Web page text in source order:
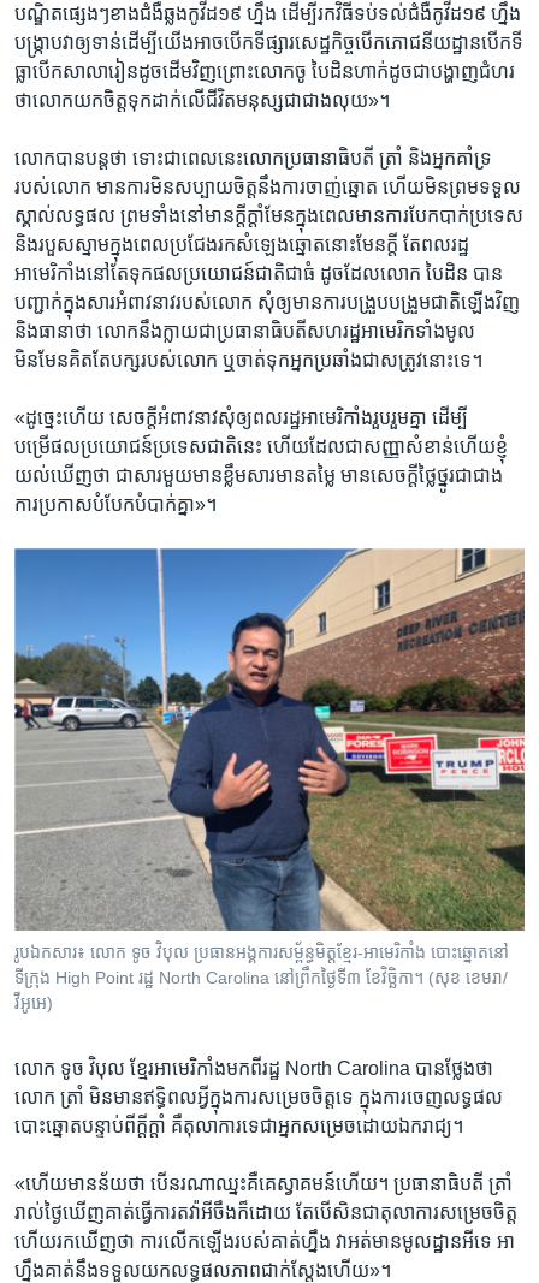
បណ្ឌិត​ផ្សេងៗ​ខាង​ជំងឺ​ឆ្លង​កូវីដ១៩ ​ហ្នឹង ​ដើម្បី​រកវិធី​ទប់ទល់​ជំងឺ​កូវីដ១៩​ ហ្នឹង​
បង្ក្រាប​វាឲ្យ​ទាន់​ដើម្បី​យើង​អាច​បើក​ទីផ្សារ​សេដ្ឋកិច្ច​បើក​ភោជនីយដ្ឋាន​បើក​ទី
ធ្លា​បើក​សាលា​រៀន​ដូច​ដើម​វិញ​ព្រោះ​លោក​ចូ បៃដិន​ហាក់​ដូច​ជា​បង្ហាញ​ជំហរ​
ថា​លោក​យកចិត្ត​ទុកដាក់​លើ​ជីវិត​មនុស្ស​ជា​ជាង​លុយ»។​
លោក​បាន​បន្ត​ថា​ ទោះជា​ពេលនេះ​លោក​ប្រធានាធិបតី​ ត្រាំ ​និង​អ្នក​គាំទ្រ​
របស់លោក​ មាន​ការ​មិន​សប្បាយ​ចិត្ត​នឹង​ការ​ចាញ់ឆ្នោត​ ហើយ​មិន​ព្រម​ទទួល​
ស្គាល់​លទ្ធផល​ ព្រមទាំង​នៅ​មាន​ក្តីក្តាំ​មែន​ក្នុង​ពេល​មាន​ការ​បែកបាក់​ប្រទេស
​និង​របួស​ស្នាម​ក្នុង​ពេល​ប្រជែង​រក​សំឡេង​ឆ្នោត​នោះ​មែន​ក្តី​ តែ​ពលរដ្ឋ​
អាមេរិកាំង​នៅ​តែទុក​ផល​ប្រយោជន៍​ជាតិ​ជា​ធំ​ ដូច​ដែល​លោក ​បៃដិន​ បាន​
បញ្ជាក់​ក្នុង​សារ​អំពាវនាវ​របស់​លោក ​សុំ​ឲ្យ​មាន​ការ​បង្រួប​បង្រួម​ជាតិ​ឡើង​វិញ​
និង​ធានា​ថា ​លោក​នឹង​ក្លាយ​ជា​ប្រធានាធិបតី​សហ​រដ្ឋ​អាមេរិក​ទាំងមូល​
មិនមែន​គិត​តែ​បក្ស​របស់​លោក​ ឬ​ចាត់ទុក​អ្នក​ប្រឆាំង​ជា​សត្រូវ​នោះ​ទេ។​
«ដូច្នេះ​ហើយ​ សេចក្តី​អំពាវនាវ​សុំឲ្យ​ពលរដ្ឋ​អាមេរិកាំង​រួបរួម​គ្នា​ ដើម្បី​
បម្រើផល​ប្រយោជន៍​ប្រទេស​ជាតិ​នេះ​ ហើយ​ដែល​ជា​សញ្ញា​សំខាន់​ហើយ​ខ្ញុំ​
យល់​ឃើញ​ថា ​ជា​សារ​មួយ​មាន​ខ្លឹមសារ​មាន​តម្លៃ មាន​សេចក្តី​ថ្លៃថ្នូរ​ជា​ជាង​
ការ​ប្រកាស​បំបែក​បំបាក់​គ្នា»។​
រូបឯកសារ៖ លោក ​ទូច វិបុល ​ប្រធាន​អង្គការ​សម្ព័ន្ធ​មិត្ត​ខ្មែរ-អាមេរិកាំង បោះឆ្នោត​នៅ​
ទីក្រុង High Point​ រដ្ឋ North Carolina នៅព្រឹកថ្ងៃទី៣ ខែវិច្ឆិកា។ (សុខ ខេមរា/
វីអូអេ)
លោក​ ទូច វិបុល​ ខ្មែរ​អាមេរិកាំង​មកពី​រដ្ឋ​ North Carolina​ បាន​ថ្លែង​ថា​
លោក ​ត្រាំ​ មិន​មាន​ឥទ្ធិពល​អ្វី​ក្នុង​ការ​សម្រេច​ចិត្តទេ ​ក្នុង​ការ​ចេញ​លទ្ធផល​
បោះឆ្នោត​បន្ទាប់​ពី​ក្តីក្តាំ​ គឺ​តុលាការ​ទេ​ជា​អ្នក​សម្រេច​ដោយ​ឯករាជ្យ។​
«ហើយ​មាន​ន័យ​ថា ​បើ​នរណា​ឈ្នះ​គឺ​គេ​ស្វាគមន៍​ហើយ។​ ប្រធានាធិបតី ​ត្រាំ ​
រាល់​ថ្ងៃ​ឃើញ​គាត់​ធ្វើការ​តវ៉ា​អីចឹង​ក៏​ដោយ​ តែ​បើ​សិន​ជា​តុលាការ​សម្រេច​ចិត្ត​
ហើយ​រក​ឃើញ​ថា ការ​លើក​ឡើង​របស់​គាត់​ហ្នឹង ​វា​អត់​មាន​មូលដ្ឋាន​អី​ទេ​ អា
ហ្នឹង​គាត់​នឹង​ទទួល​យក​លទ្ធផល​ភាព​ជាក់​ស្តែង​ហើយ»។​